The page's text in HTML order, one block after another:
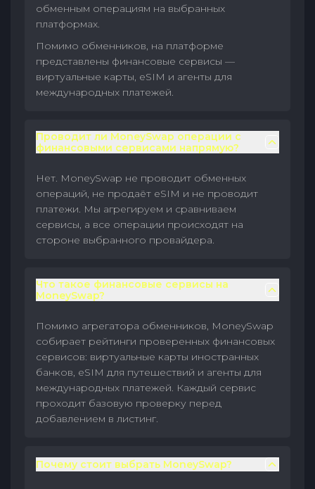
обменным операциям на выбранных
платформах.
Помимо обменников, на платформе
представлены финансовые сервисы —
виртуальные карты, eSIM и агенты для
международных платежей.
Проводит ли MoneySwap операции с
финансовыми сервисами напрямую?
Нет. MoneySwap не проводит обменных
операций, не продаёт eSIM и не проводит
платежи. Мы агрегируем и сравниваем
сервисы, а все операции происходят на
стороне выбранного провайдера.
Что такое финансовые сервисы на
MoneySwap?
Помимо агрегатора обменников, MoneySwap
собирает рейтинги проверенных финансовых
сервисов: виртуальные карты иностранных
банков, eSIM для путешествий и агенты для
международных платежей. Каждый сервис
проходит базовую проверку перед
добавлением в листинг.
Почему стоит выбрать MoneySwap?